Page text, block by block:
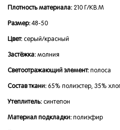
Плотность материала: 210 Г/КВ.М
Размер:48-50
Цвет: серый/красный
Застёжка: молния
Светоотражающий элемент: полоса
Состав ткани: 65% полиэстер, 35%
Утеплитель: синтепон
Материал подкладки: полиэфир